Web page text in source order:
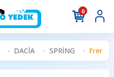
0
DACİA SPRİNG Fren